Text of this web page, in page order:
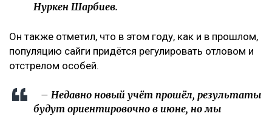
Нуркен Шарбиев.
Он также отметил, что в этом году, как и в прошлом,
популяцию сайги придётся регулировать отловом и
отстрелом особей.
– Недавно новый учёт прошёл, результаты
будут ориентировочно в июне, но мы